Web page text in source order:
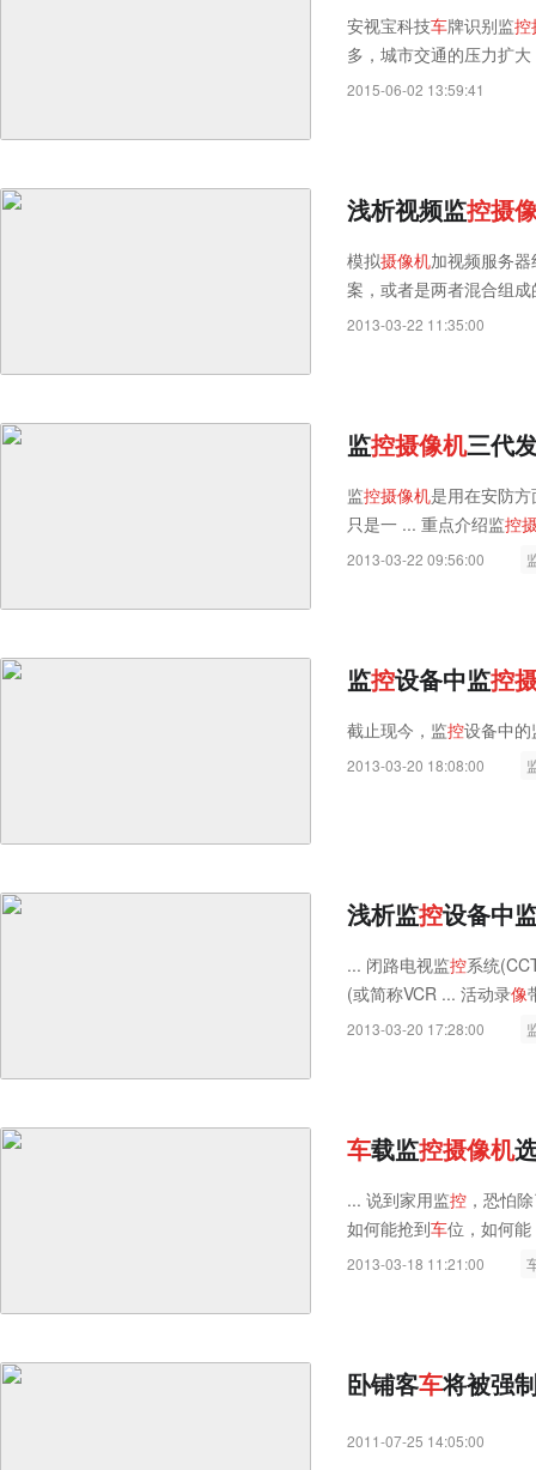
安视宝科技车牌识别监控
多，城市交通的压力扩
2015-06-02 13:59:41
浅析视频监控摄
模拟摄像机加视频服务
案，或者是两者混合组
决方案
2013-03-22 11:35:00
监控摄像机三代
监控摄像机是用在安防
只是一 ... 重点介绍监控
2013-03-22 09:56:00
监控设备中监控
截止现今，监控设备中的
2013-03-20 18:08:00
浅析监控设备中
... 闭路电视监控系统
(或简称VCR ... 活动录像
2013-03-20 17:28:00
车载监控摄像机
... 说到家用监控 ，恐怕
如何能抢到车位，如何
是，给爱车加装监控 像
2013-03-18 11:21:00
卧铺客车将被强
2011-07-25 14:05:00